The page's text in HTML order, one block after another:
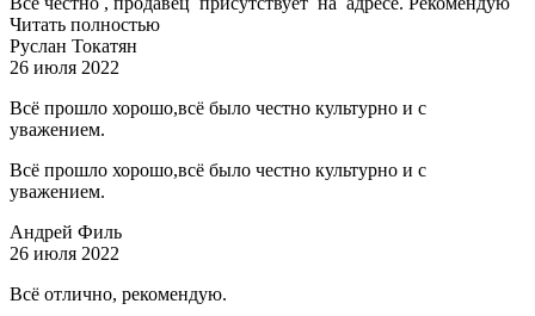
Читать полностью
Руслан Токатян
26 июля 2022
Всё прошло хорошо,всё было честно культурно и с
уважением.
Всё прошло хорошо,всё было честно культурно и с
уважением.
Андрей Филь
26 июля 2022
Всё отлично, рекомендую.